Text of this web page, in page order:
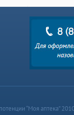
“Моя аптека”